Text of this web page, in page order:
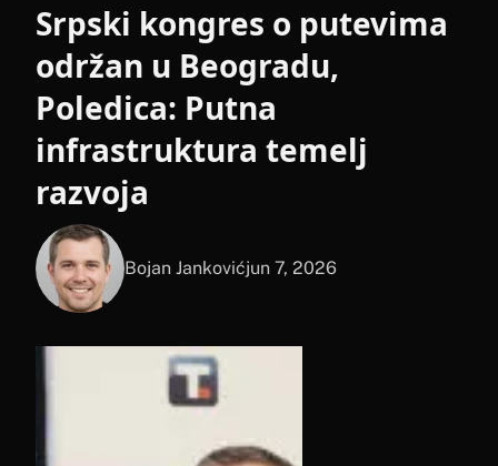
Srpski kongres o putevima
održan u Beogradu,
Poledica: Putna
infrastruktura temelj
razvoja
Bojan Jankovićjun 7, 2026